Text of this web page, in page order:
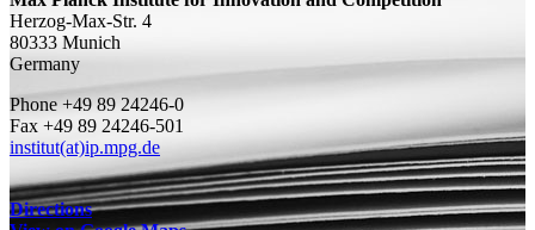
Herzog-Max-Str. 4
80333 Munich
Germany
Phone +49 89 24246-0
Fax +49 89 24246-501
institut(at)ip.mpg.de
Directions